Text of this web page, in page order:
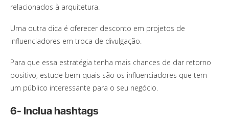
relacionados à arquitetura.
Uma outra dica é oferecer desconto em projetos de
influenciadores em troca de divulgação.
Para que essa estratégia tenha mais chances de dar retorno
positivo, estude bem quais são os influenciadores que tem
um público interessante para o seu negócio.
6- Inclua hashtags